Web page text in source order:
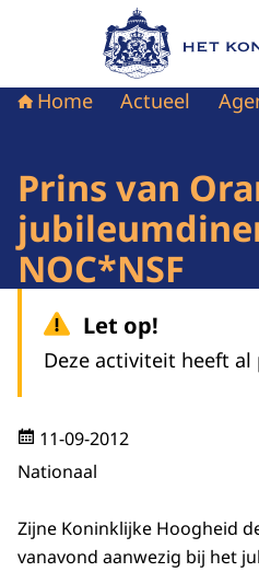
Naar de
Home Actueel
Prins van
NOC*NSF
Let op!
Deze activiteit heeft al
11-09-2012
Nationaal
Zijne Koninklijke Hoogheid
vanavond aanwezig bij het